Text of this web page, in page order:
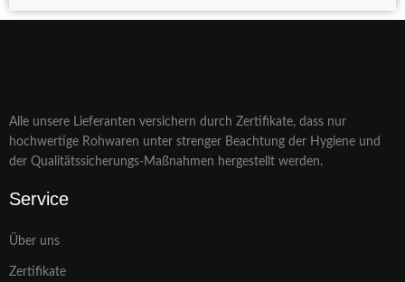
Alle unsere Lieferanten versichern durch Zertifikate, dass nur
hochwertige Rohwaren unter strenger Beachtung der Hygiene und
der Qualitätssicherungs-Maßnahmen hergestellt werden.
Service
Über uns
Zertifikate